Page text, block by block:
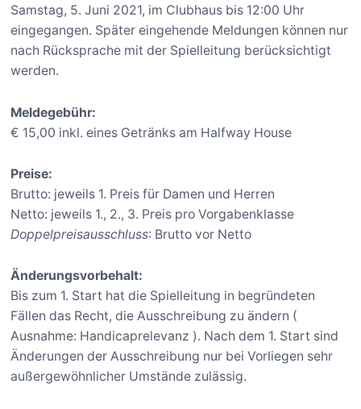
Samstag, 5. Juni 2021, im Clubhaus bis 12:00 Uhr
eingegangen. Später eingehende Meldungen können nur
nach Rücksprache mit der Spielleitung berücksichtigt
werden.
Meldegebühr:
€ 15,00 inkl. eines Getränks am Halfway House
Preise:
Brutto: jeweils 1. Preis für Damen und Herren
Netto: jeweils 1., 2., 3. Preis pro Vorgabenklasse
Doppelpreisausschluss: Brutto vor Netto
Änderungsvorbehalt:
Bis zum 1. Start hat die Spielleitung in begründeten
Fällen das Recht, die Ausschreibung zu ändern (
Ausnahme: Handicaprelevanz ). Nach dem 1. Start sind
Änderungen der Ausschreibung nur bei Vorliegen sehr
außergewöhnlicher Umstände zulässig.